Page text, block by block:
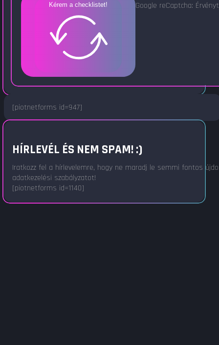
Kérem a checklistet! Google reCaptcha:
[piotnetforms id=947]
HÍRLEVÉL ÉS NEM SPAM! :)
Iratkozz fel a hírlevelemre, hogy ne maradj le semmi fontos
adatkezelési szabályzatot!
[piotnetforms id=1140]